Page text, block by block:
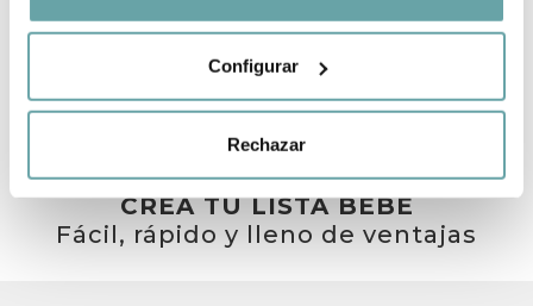
Configurar
Rechazar
OTROS CLIENTES TAMBIÉN VIERON
CREA TU LISTA BEBÉ
Fácil, rápido y lleno de ventajas